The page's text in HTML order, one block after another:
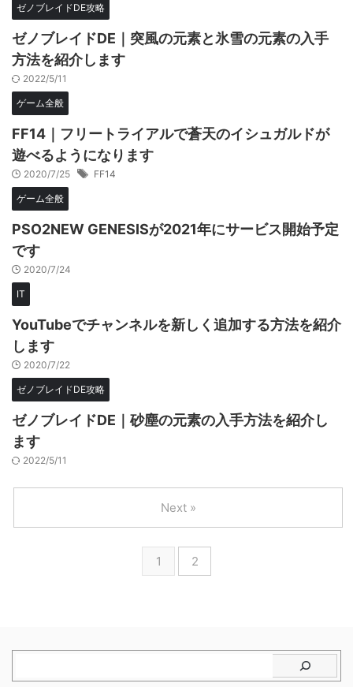
ゼノブレイドDE攻略
ゼノブレイドDE｜突風の元素と氷雪の元素の入手
方法を紹介します
2022/5/11
ゲーム全般
FF14｜フリートライアルで蒼天のイシュガルドが
遊べるようになります
2020/7/25 FF14
ゲーム全般
PSO2NEW GENESISが2021年にサービス開始予定
です
2020/7/24
IT
YouTubeでチャンネルを新しく追加する方法を紹介
します
2020/7/22
ゼノブレイドDE攻略
ゼノブレイドDE｜砂塵の元素の入手方法を紹介し
ます
2022/5/11
1 2
Next »